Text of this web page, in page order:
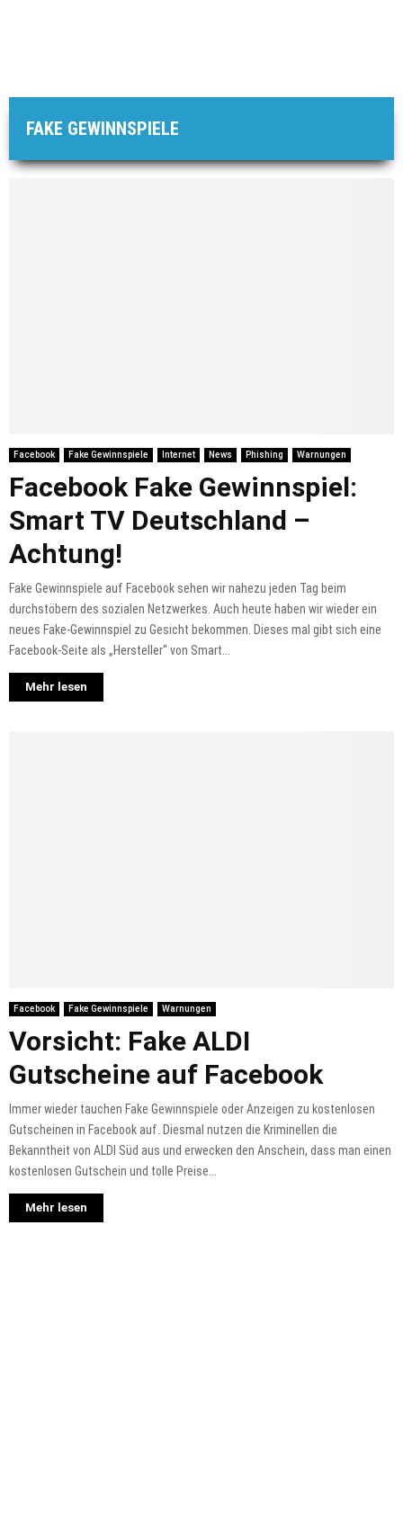
FAKE GEWINNSPIELE
Facebook Fake Gewinnspiele Internet News Phishing Warnungen
Facebook Fake Gewinnspiel:
Smart TV Deutschland –
Achtung!
Fake Gewinnspiele auf Facebook sehen wir nahezu jeden Tag beim
durchstöbern des sozialen Netzwerkes. Auch heute haben wir wieder ein
neues Fake-Gewinnspiel zu Gesicht bekommen. Dieses mal gibt sich eine
Facebook-Seite als „Hersteller“ von Smart...
Mehr lesen
Facebook Fake Gewinnspiele Warnungen
Vorsicht: Fake ALDI
Gutscheine auf Facebook
Immer wieder tauchen Fake Gewinnspiele oder Anzeigen zu kostenlosen
Gutscheinen in Facebook auf. Diesmal nutzen die Kriminellen die
Bekanntheit von ALDI Süd aus und erwecken den Anschein, dass man einen
kostenlosen Gutschein und tolle Preise...
Mehr lesen